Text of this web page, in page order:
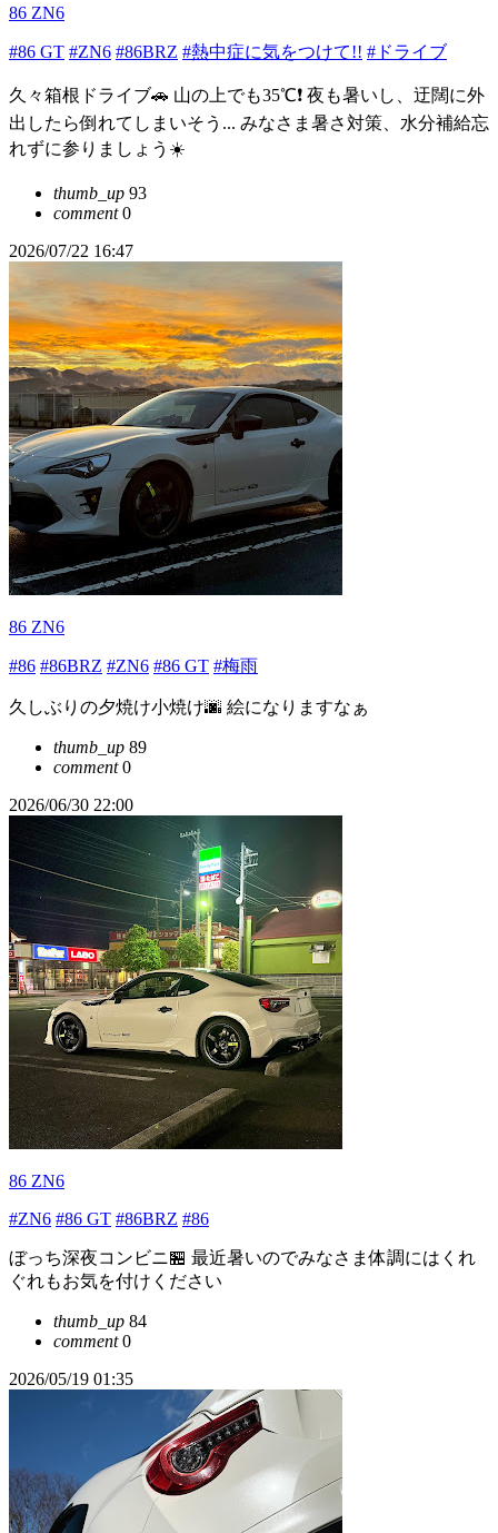
86 ZN6
#86 GT #ZN6 #86BRZ #熱中症に気をつけて!! #ドライブ
久々箱根ドライブ🚗 山の上でも35℃❗️ 夜も暑いし、迂闊に外
出したら倒れてしまいそう... みなさま暑さ対策、水分補給忘
れずに参りましょう☀️
thumb_up 93
comment0
2026/07/22 16:47
86 ZN6
#86 #86BRZ #ZN6 #86 GT #梅雨
久しぶりの夕焼け小焼け🌆 絵になりますなぁ
thumb_up 89
comment0
2026/06/30 22:00
86 ZN6
#ZN6 #86 GT #86BRZ #86
ぼっち深夜コンビニ🏪 最近暑いのでみなさま体調にはくれ
ぐれもお気を付けください
thumb_up 84
comment0
2026/05/19 01:35